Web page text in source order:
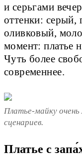
и серьгами
оттенки: серый,
оливковый,
момент: платье
Чуть более
современнее.
Платье-майку очень
сценариев.
Платье с